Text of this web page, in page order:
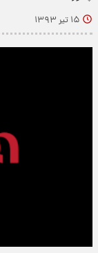
۱۵ تیر ۱۳۹۳